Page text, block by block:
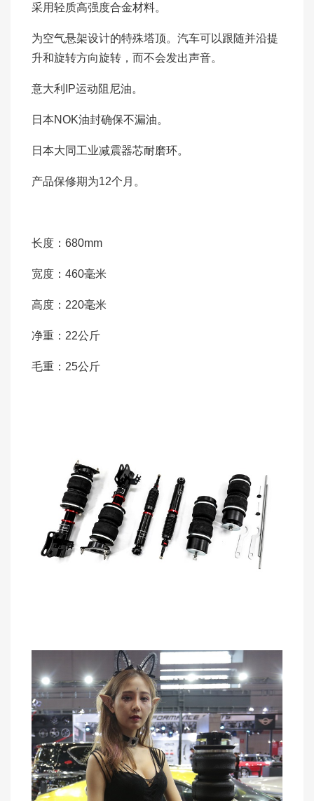
采用轻质高强度合金材料。
为空气悬架设计的特殊塔顶。汽车可以跟随并沿提
升和旋转方向旋转，而不会发出声音。
意大利IP运动阻尼油。
日本NOK油封确保不漏油。
日本大同工业减震器芯耐磨环。
产品保修期为12个月。
长度：680mm
宽度：460毫米
高度：220毫米
净重：22公斤
毛重：25公斤